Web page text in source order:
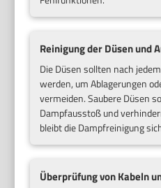
Reinigung der Düsen und
Die Düsen sollten nach
werden, um Ablagerungen
vermeiden. Saubere Düsen
Dampfausstoß und
bleibt die Dampfreinigung
Überprüfung von Kabeln